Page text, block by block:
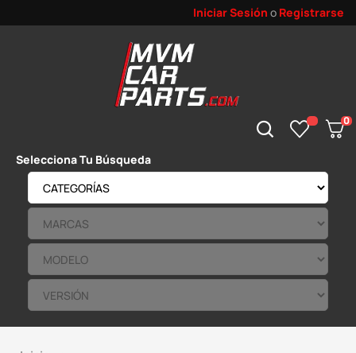
Iniciar Sesión o Registrarse
0
Selecciona Tu Búsqueda